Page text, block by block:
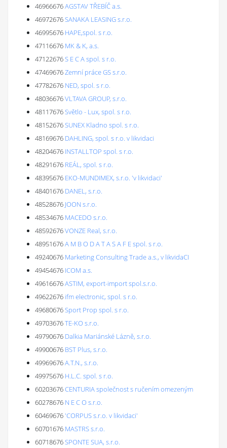
46966676AGSTAV TŘEBÍČ a.s.
46972676SANAKA LEASING s.r.o.
46995676 HAPE,spol. s r.o.
47116676 MK & K, a.s.
47122676S E C A spol. s r.o.
47469676Zemní práce GS s.r.o.
47782676 NED, spol. s r.o.
48036676VLTAVA GROUP, s.r.o.
48117676Světlo - Lux, spol. s r.o.
48152676SUNEX Kladno spol. s r.o.
48169676 DAHLING, spol. s r.o. v likvidaci
48204676 INSTALLTOP spol. s r.o.
48291676 REÁL, spol. s r.o.
48395676 EKO-MUNDIMEX, s.r.o. 'v likvidaci'
48401676 DANEL, s.r.o.
48528676 JOON s.r.o.
48534676 MACEDO s.r.o.
48592676VONZE Real, s.r.o.
48951676A M B O D A T A S A F E spol. s r.o.
49240676 Marketing Consulting Trade a.s., v likvidaCI
49454676 ICOM a.s.
49616676ASTIM, export-import spol.s.r.o.
49622676 ifm electronic, spol. s r.o.
49680676Sport Prop spol. s r.o.
49703676TE-KO s.r.o.
49790676 Dalkia Mariánské Lázně, s.r.o.
49900676 BST Plus, s.r.o.
49969676A.T.N., s.r.o.
49975676 H.L.C. spol. s r.o.
60203676CENTURIA společnost s ručením omezeným
60278676 N E C O s.r.o.
60469676'CORPUS s.r.o. v likvidaci'
60701676 MASTRS s.r.o.
60718676SPONTE SUA, s.r.o.